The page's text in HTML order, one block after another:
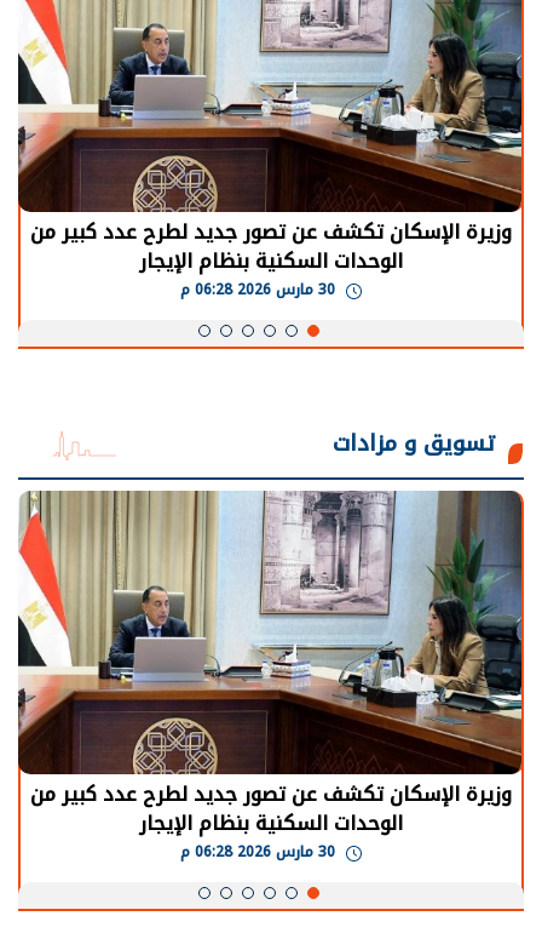
وزيرة الإسكان تكشف عن تصور جديد لطرح عدد كبير من
الوحدات السكنية بنظام الإيجار
تسويق و مزادات
وزيرة الإسكان تكشف عن تصور جديد لطرح عدد كبير من
الوحدات السكنية بنظام الإيجار